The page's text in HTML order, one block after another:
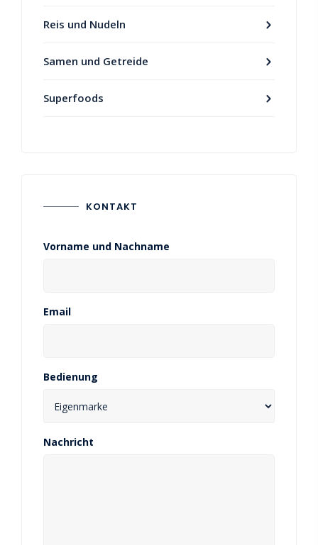
Reis und Nudeln
Samen und Getreide
Superfoods
KONTAKT
Vorname und Nachname
Email
Bedienung
Nachricht